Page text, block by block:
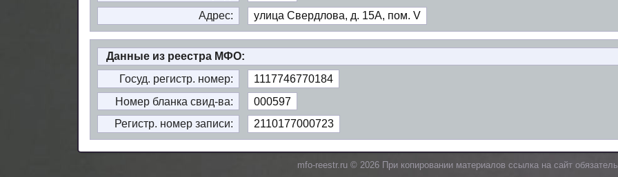
Адрес:
улица Свердлова, д. 15А, пом. V
Данные из реестра МФО:
Госуд. регистр. номер:
1117746770184
Номер бланка свид-ва:
000597
Регистр. номер записи:
2110177000723
mfo-reestr.ru © 2026 При копировании материалов ссылка на сайт